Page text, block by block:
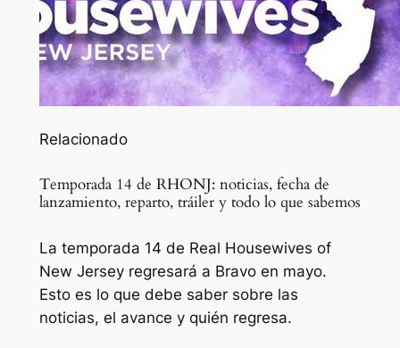
Relacionado
Temporada 14 de RHONJ: noticias, fecha de
lanzamiento, reparto, tráiler y todo lo que sabemos
La temporada 14 de Real Housewives of
New Jersey regresará a Bravo en mayo.
Esto es lo que debe saber sobre las
noticias, el avance y quién regresa.